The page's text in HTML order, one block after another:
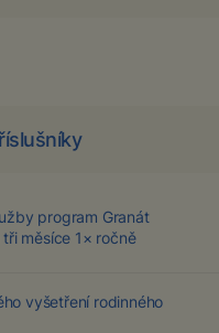
program Granát
měsíce 1× ročně
vyšetření rodinného